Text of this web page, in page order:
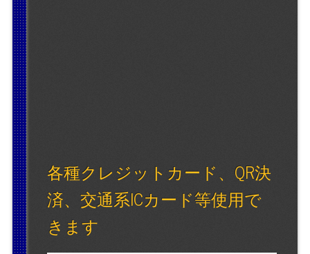
各種クレジットカード、QR決
済、交通系ICカード等使用で
きます